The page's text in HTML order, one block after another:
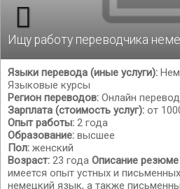
Ищу работу переводчика
Языки перевода (иные услуги):
Языковые курсы
Регион переводов: Онлайн
Зарплата (стоимость услуг): от
Опыт работы: 2 года
Образование: высшее
Пол: женский
Возраст: 23 года Описание
имеется опыт устных и
немецкий язык, а также